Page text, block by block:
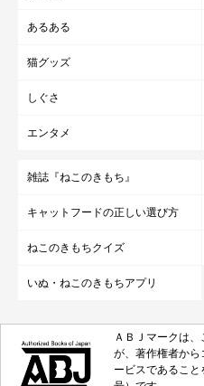
あるある
猫グッズ
しぐさ
エンタメ
雑誌『ねこのきもち』
キャットフードの正しい選び方
ねこのきもちクイズ
いぬ・ねこのきもちアプリ
ＡＢＪマークは
が、著作権者か
ービスであるこ